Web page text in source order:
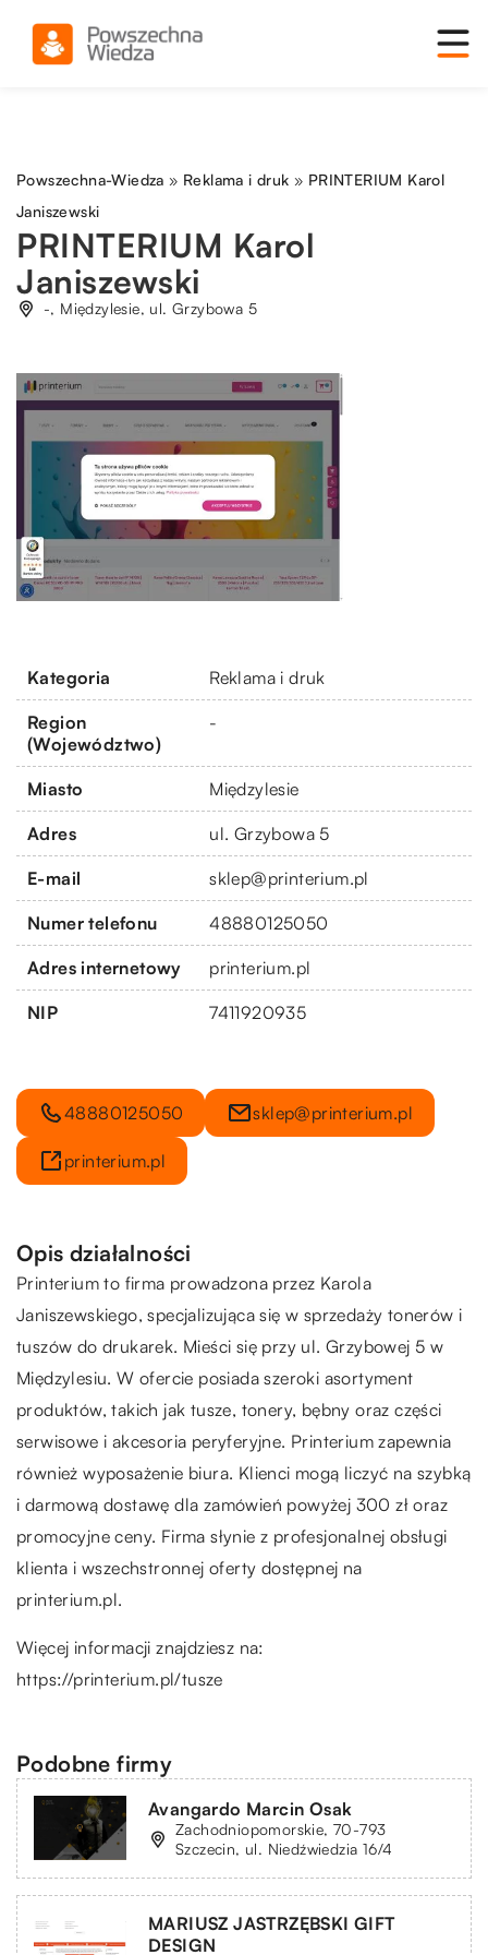
Powszechna-Wiedza » Reklama i druk » PRINTERIUM Karol
Janiszewski
PRINTERIUM Karol
Janiszewski
-, Międzylesie, ul. Grzybowa 5
Kategoria Reklama i druk
Region
(Województwo)
-
Miasto Międzylesie
Adres ul. Grzybowa 5
E-mail sklep@printerium.pl
Numer telefonu 48880125050
Adres internetowy printerium.pl
NIP 7411920935
48880125050 sklep@printerium.pl
printerium.pl
Opis działalności
Printerium to firma prowadzona przez Karola
Janiszewskiego, specjalizująca się w sprzedaży tonerów i
tuszów do drukarek. Mieści się przy ul. Grzybowej 5 w
Międzylesiu. W ofercie posiada szeroki asortyment
produktów, takich jak tusze, tonery, bębny oraz części
serwisowe i akcesoria peryferyjne. Printerium zapewnia
również wyposażenie biura. Klienci mogą liczyć na szybką
i darmową dostawę dla zamówień powyżej 300 zł oraz
promocyjne ceny. Firma słynie z profesjonalnej obsługi
klienta i wszechstronnej oferty dostępnej na
printerium.pl.
Więcej informacji znajdziesz na:
https://printerium.pl/tusze
Podobne firmy
Avangardo Marcin Osak
Zachodniopomorskie, 70-793
Szczecin, ul. Niedźwiedzia 16/4
MARIUSZ JASTRZĘBSKI GIFT
DESIGN